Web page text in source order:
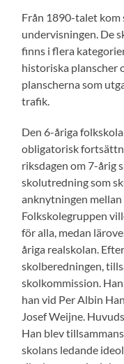
Från 1890-talet kom
undervisningen. De
finns i flera
historiska planscher
planscherna som
trafik.
Den 6-åriga
obligatorisk
riksdagen om 7-årig
skolutredning som
anknytningen
Folkskolegruppen
för alla, medan
åriga realskolan.
skolberedningen,
skolkommission.
han vid Per Albin
Josef Weijne.
Han blev
skolans ledande